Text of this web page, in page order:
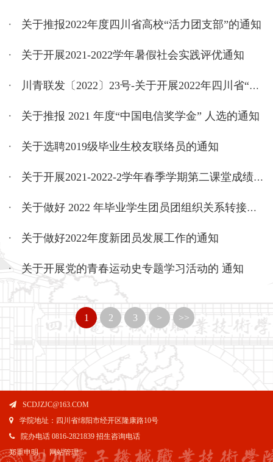
关于推报2022年度四川省高校“活力团支部”的通知
关于开展2021-2022学年暑假社会实践评优通知
川青联发〔2022〕23号-关于开展2022年四川省“逐梦计划”大学生社会实践活动的通知
关于推报 2021 年度“中国电信奖学金” 人选的通知
关于选聘2019级毕业生校友联络员的通知
关于开展2021-2022-2学年春季学期第二课堂成绩认定及学分兑换工作的通知
关于做好 2022 年毕业学生团员团组织关系转接工作的通知
关于做好2022年度新团员发展工作的通知
关于开展党的青春运动史专题学习活动的 通知
1 2 3 > >>
SCDJZJC@163.COM
学院地址：四川省绵阳市经开区隆康路10号
院办电话 0816-2821839 招生咨询电话
郑重申明 | 网站管理